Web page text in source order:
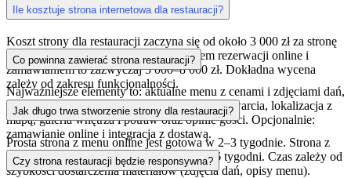
Ile kosztuje strona internetowa dla restauracji?
Koszt strony dla restauracji zaczyna się od około 3 000 zł za stronę
wizytówkową z menu. Strona z systemem rezerwacji online i
zamawianiem to zazwyczaj 5 000–8 000 zł. Dokładna wycena
zależy od zakresu funkcjonalności.
Co powinna zawierać strona restauracji?
Najważniejsze elementy to: aktualne menu z cenami i zdjęciami dań,
system rezerwacji stolików online, godziny otwarcia, lokalizacja z
mapą, galeria wnętrza i potraw oraz opinie gości. Opcjonalnie:
zamawianie online i integracja z dostawą.
Jak długo trwa stworzenie strony dla restauracji?
Prosta strona z menu online jest gotowa w 2–3 tygodnie. Strona z
systemem rezerwacji i zamawianiem to 4–6 tygodni. Czas zależy od
szybkości dostarczenia materiałów (zdjęcia dań, opisy menu).
Czy strona restauracji będzie responsywna?